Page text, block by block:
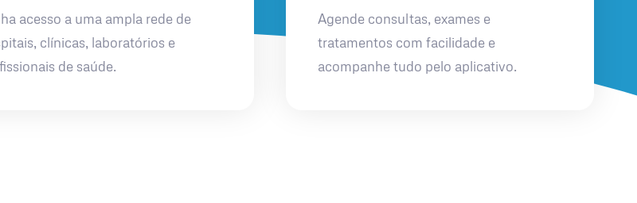
acesso a uma ampla rede de
clínicas, laboratórios e
de saúde.
Agende consultas, exames e
tratamentos com facilidade e
acompanhe tudo pelo aplicativo.